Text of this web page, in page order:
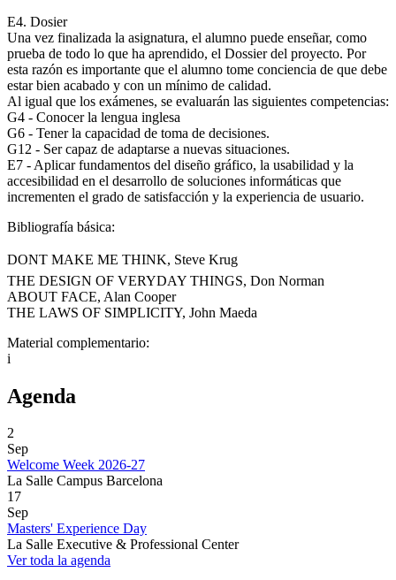
E4. Dosier
Una vez finalizada la asignatura, el alumno puede enseñar, como
prueba de todo lo que ha aprendido, el Dossier del proyecto. Por
esta razón es importante que el alumno tome conciencia de que debe
estar bien acabado y con un mínimo de calidad.
Al igual que los exámenes, se evaluarán las siguientes competencias:
G4 - Conocer la lengua inglesa
G6 - Tener la capacidad de toma de decisiones.
G12 - Ser capaz de adaptarse a nuevas situaciones.
E7 - Aplicar fundamentos del diseño gráfico, la usabilidad y la
accesibilidad en el desarrollo de soluciones informáticas que
incrementen el grado de satisfacción y la experiencia de usuario.
Bibliografía básica:
DONT MAKE ME THINK, Steve Krug
THE DESIGN OF VERYDAY THINGS, Don Norman
ABOUT FACE, Alan Cooper
THE LAWS OF SIMPLICITY, John Maeda
Material complementario:
i
Agenda
2
Sep
Welcome Week 2026-27
La Salle Campus Barcelona
17
Sep
Masters' Experience Day
La Salle Executive & Professional Center
Ver toda la agenda